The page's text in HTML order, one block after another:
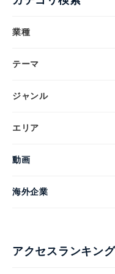
業種
テーマ
ジャンル
エリア
動画
海外企業
アクセスランキング